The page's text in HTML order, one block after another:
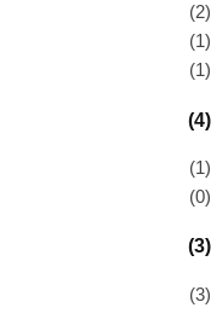
(2)
(1)
(1)
(4)
(1)
(0)
(3)
(3)